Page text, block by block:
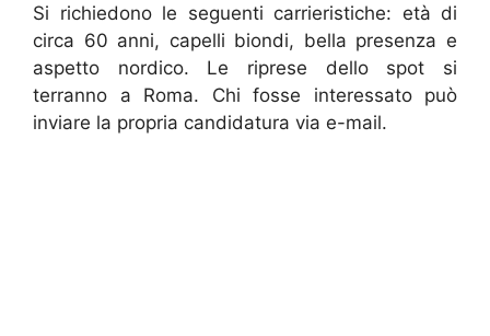
Si richiedono le seguenti carrieristiche: età di
circa 60 anni, capelli biondi, bella presenza e
aspetto nordico. Le riprese dello spot si
terranno a Roma. Chi fosse interessato può
inviare la propria candidatura via e-mail.